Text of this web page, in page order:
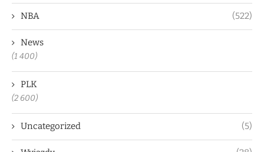
NBA (522)
News
(1 400)
PLK
(2 600)
Uncategorized (5)